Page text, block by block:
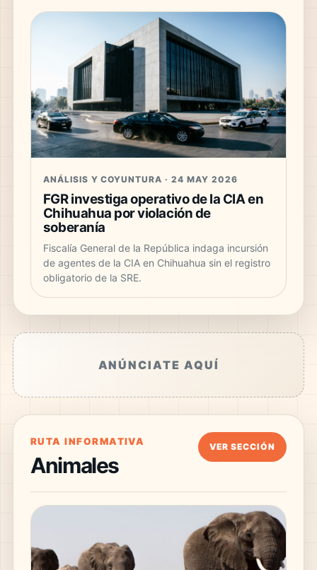
ANÁLISIS Y COYUNTURA · 24 MAY 2026
FGR investiga operativo de la CIA en
Chihuahua por violación de
soberanía
Fiscalía General de la República indaga incursión
de agentes de la CIA en Chihuahua sin el registro
obligatorio de la SRE.
ANÚNCIATE AQUÍ
RUTA INFORMATIVA
Animales
VER SECCIÓN